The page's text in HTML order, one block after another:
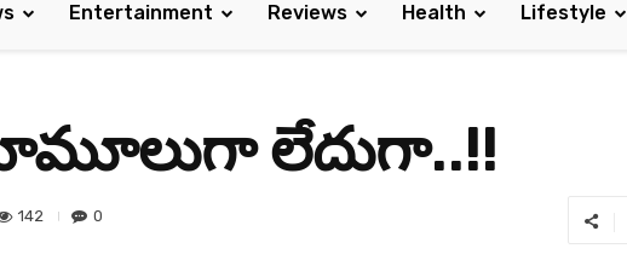
Entertainment Reviews Health Lifestyle
లేదుగా..!!
142 0